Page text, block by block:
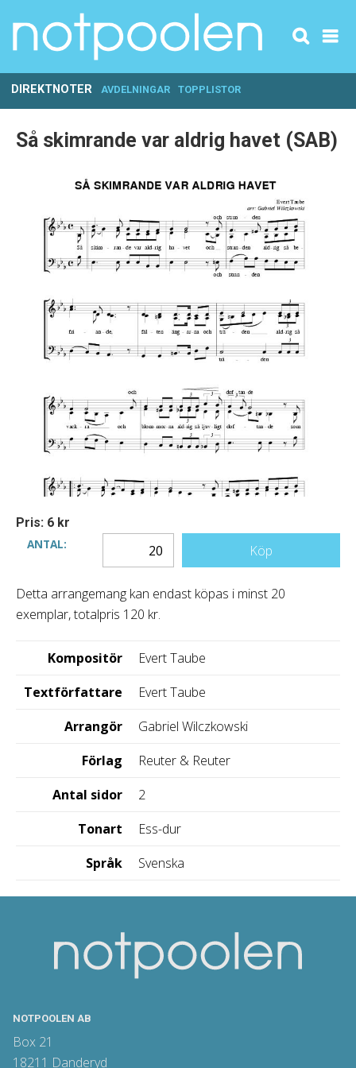
DIREKTNOTER AVDELNINGAR TOPPLISTOR
Så skimrande var aldrig havet (SAB)
Pris: 6 kr
ANTAL:
Köp
Detta arrangemang kan endast köpas i minst 20
exemplar, totalpris 120 kr.
Kompositör
Evert Taube
Textförfattare
Evert Taube
Arrangör
Gabriel Wilczkowski
Förlag
Reuter & Reuter
Antal sidor
2
Tonart
Ess-dur
Språk
Svenska
NOTPOOLEN AB
Box 21
18211 Danderyd